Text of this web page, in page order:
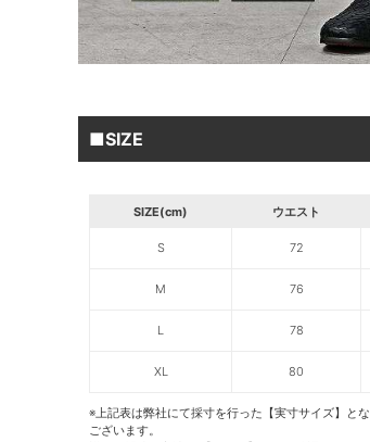
■SIZE
SIZE(cm) ウエスト
S 72
M 76
L 78
XL 80
※上記表は弊社にて採寸を行った【実寸サイズ】と
ございます。